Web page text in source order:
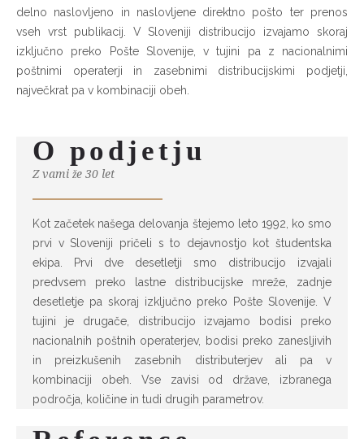
delno naslovljeno in naslovljene direktno pošto ter prenos
vseh vrst publikacij. V Sloveniji distribucijo izvajamo skoraj
izključno preko Pošte Slovenije, v tujini pa z nacionalnimi
poštnimi operaterji in zasebnimi distribucijskimi podjetji,
največkrat pa v kombinaciji obeh.
O podjetju
Z vami že 30 let
Kot začetek našega delovanja štejemo leto 1992, ko smo
prvi v Sloveniji pričeli s to dejavnostjo kot študentska
ekipa. Prvi dve desetletji smo distribucijo izvajali
predvsem preko lastne distribucijske mreže, zadnje
desetletje pa skoraj izključno preko Pošte Slovenije. V
tujini je drugače, distribucijo izvajamo bodisi preko
nacionalnih poštnih operaterjev, bodisi preko zanesljivih
in preizkušenih zasebnih distributerjev ali pa v
kombinaciji obeh. Vse zavisi od države, izbranega
področja, količine in tudi drugih parametrov.